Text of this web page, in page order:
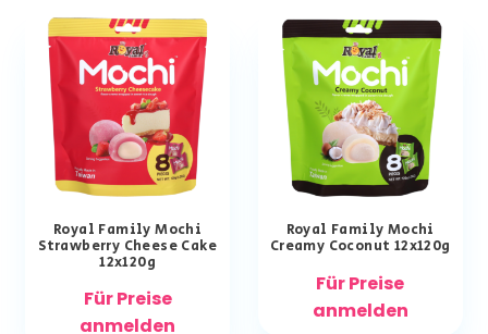
Royal Family Mochi
Strawberry Cheese Cake
12x120g
Für Preise
anmelden
Royal Family Mochi
Creamy Coconut 12x120g
Für Preise
anmelden